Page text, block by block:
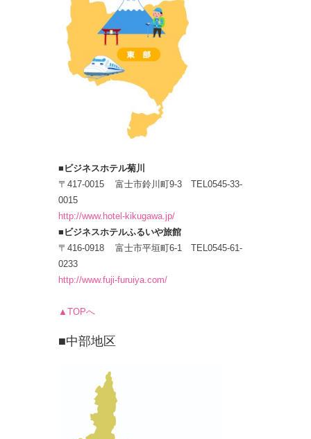
■ビジネスホテル菊川
〒417-0015 富士市鈴川町9-3 TEL0545-33-
0015
http://www.hotel-kikugawa.jp/
■ビジネスホテルふるいや旅館
〒416-0918 富士市平垣町6-1 TEL0545-61-
0233
http://www.fuji-furuiya.com/
▲TOPへ
■中部地区